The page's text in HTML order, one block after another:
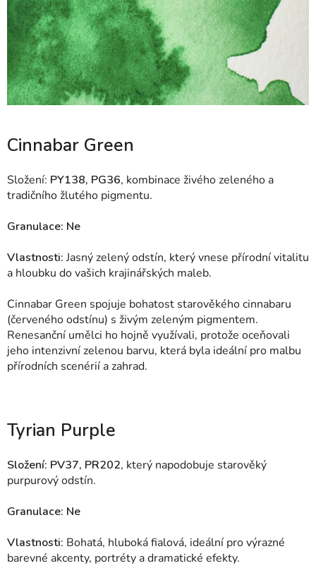
Cinnabar Green
Složení: PY138, PG36, kombinace živého zeleného a
tradičního žlutého pigmentu.
Granulace: Ne
Vlastnosti: Jasný zelený odstín, který vnese přírodní vitalitu
a hloubku do vašich krajinářských maleb.
Cinnabar Green spojuje bohatost starověkého cinnabaru
(červeného odstínu) s živým zeleným pigmentem.
Renesanční umělci ho hojně využívali, protože oceňovali
jeho intenzivní zelenou barvu, která byla ideální pro malbu
přírodních scenérií a zahrad.
Tyrian Purple
Složení: PV37, PR202, který napodobuje starověký
purpurový odstín.
Granulace: Ne
Vlastnosti: Bohatá, hluboká fialová, ideální pro výrazné
barevné akcenty, portréty a dramatické efekty.